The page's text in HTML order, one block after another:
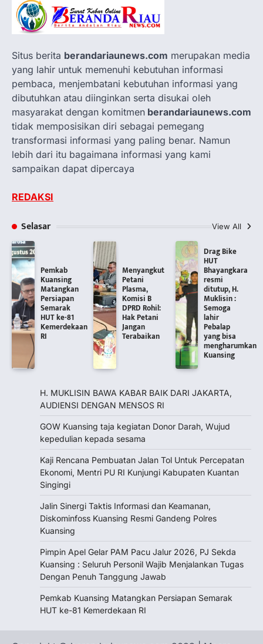
Situs berita berandariaunews.com merupakan media
yang lahir untuk memenuhi kebutuhan informasi
pembaca, menjembatani kebutuhan informasi yang
dibutuhkan atau diinginkan serta disukai oleh
masyarakat dengan komitmen berandariaunews.com
tidak memposisikan diri sebagai pemegang
transformasi informasi yang paling benar. Namun
lebih dari itu bagaimana informasi yang kami
sampaikan dapat dipercaya
REDAKSI
Selasar View All
Pemkab
Kuansing
Matangkan
Persiapan
Semarak
HUT ke-81
Kemerdekaan
RI
Menyangkut
Petani
Plasma,
Komisi B
DPRD Rohil:
Hak Petani
Jangan
Terabaikan
Drag Bike
HUT
Bhayangkara
resmi
ditutup, H.
Muklisin :
Semoga
lahir
Pebalap
yang bisa
mengharumkan
Kuansing
H. MUKLISIN BAWA KABAR BAIK DARI JAKARTA,
‎AUDIENSI DENGAN MENSOS RI
GOW Kuansing taja kegiatan Donor Darah, Wujud
kepedulian kepada sesama
Kaji Rencana Pembuatan Jalan Tol Untuk Percepatan
Ekonomi, Mentri PU RI Kunjungi Kabupaten Kuantan
Singingi
Jalin Sinergi Taktis Informasi dan Keamanan,
Diskominfoss Kuansing Resmi Gandeng Polres
Kuansing
Pimpin Apel Gelar PAM Pacu Jalur 2026, PJ Sekda
Kuansing : Seluruh Personil Wajib Menjalankan Tugas
Dengan Penuh Tanggung Jawab
Pemkab Kuansing Matangkan Persiapan Semarak
HUT ke-81 Kemerdekaan RI